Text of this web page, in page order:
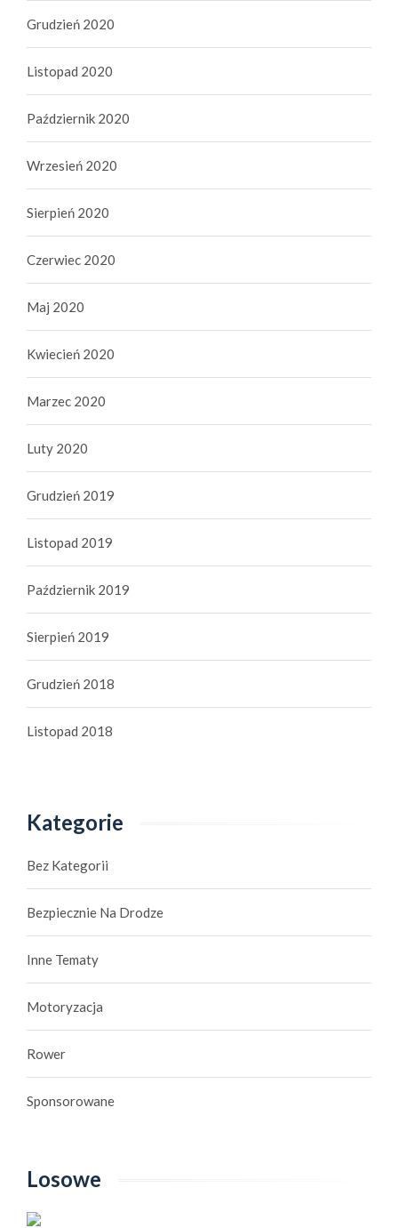
Grudzień 2020
Listopad 2020
Październik 2020
Wrzesień 2020
Sierpień 2020
Czerwiec 2020
Maj 2020
Kwiecień 2020
Marzec 2020
Luty 2020
Grudzień 2019
Listopad 2019
Październik 2019
Sierpień 2019
Grudzień 2018
Listopad 2018
Kategorie
Bez Kategorii
Bezpiecznie Na Drodze
Inne Tematy
Motoryzacja
Rower
Sponsorowane
Losowe